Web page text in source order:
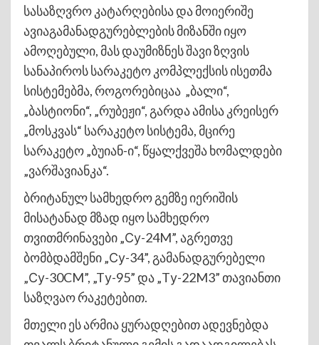
სასაზღვრო კატარღებისა და მოიერიშე
ავიაგამანადგურებლების მიზანში იყო
ამოღებული, მას დაუმიზნეს შავი ზღვის
სანაპიროს სარაკეტო კომპლექსის ისეთმა
სისტემებმა, როგორებიცაა „ბალი“,
„ბასტიონი“, „რუბეჟი“, გარდა ამისა კრეისერ
„მოსკვას“ სარაკეტო სისტემა, მცირე
სარაკეტო „ბუიან-ი“, წყალქვეშა ხომალდები
„ვარშავიანკა“.
ბრიტანულ სამხედრო გემზე იერიშის
მისატანად მზად იყო სამხედრო
თვითმრინავები „Су-24M”, აგრეთვე
ბომბდამშენი „Су-34”, გამანადგურებელი
„Су-30CM”, „Tу-95” და „Tу-22M3” თავიანთი
საზღვაო რაკეტებით.
მთელი ეს არმია ყურადღებით ადევნებდა